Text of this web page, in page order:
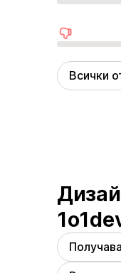
Неутрални
Всички